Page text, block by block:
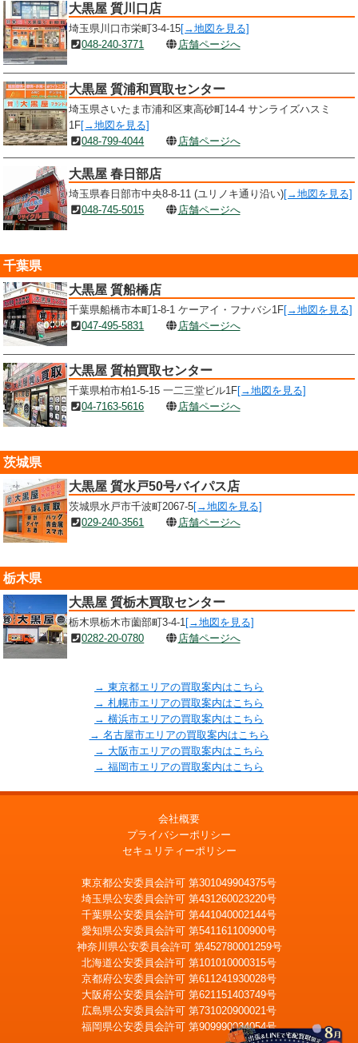
大黒屋 質川口店
埼玉県川口市栄町3-4-15[→地図を見る]
048-240-3771
店舗ページへ
大黒屋 質浦和買取センター
埼玉県さいたま市浦和区東高砂町14-4 サンライズハスミ
1F[→地図を見る]
048-799-4044
店舗ページへ
大黒屋 春日部店
埼玉県春日部市中央8-8-11 (ユリノキ通り沿い)[→地図を見る]
048-745-5015
店舗ページへ
千葉県
大黒屋 質船橋店
千葉県船橋市本町1-8-1 ケーアイ・フナバシ1F[→地図を見る]
047-495-5831
店舗ページへ
大黒屋 質柏買取センター
千葉県柏市柏1-5-15 一二三堂ビル1F[→地図を見る]
04-7163-5616
店舗ページへ
茨城県
大黒屋 質水戸50号バイパス店
茨城県水戸市千波町2067-5[→地図を見る]
029-240-3561
店舗ページへ
栃木県
大黒屋 質栃木買取センター
栃木県栃木市薗部町3-4-1 [→地図を見る]
0282-20-0780
店舗ページへ
→ 東京都エリアの買取案内はこちら
→ 札幌市エリアの買取案内はこちら
→ 横浜市エリアの買取案内はこちら
→ 名古屋市エリアの買取案内はこちら
→ 大阪市エリアの買取案内はこちら
→ 福岡市エリアの買取案内はこちら
会社概要
プライバシーポリシー
セキュリティーポリシー
東京都公安委員会許可 第301049904375号
埼玉県公安委員会許可 第431260023220号
千葉県公安委員会許可 第441040002144号
愛知県公安委員会許可 第541161100900号
神奈川県公安委員会許可 第452780001259号
北海道公安委員会許可 第101010000315号
京都府公安委員会許可 第611241930028号
大阪府公安委員会許可 第621151403749号
広島県公安委員会許可 第731020900021号
福岡県公安委員会許可 第909990034054号